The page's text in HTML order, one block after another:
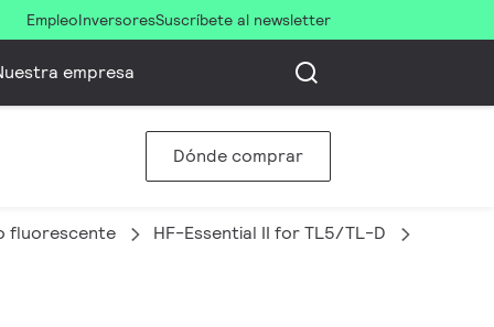
EmpleoInversoresSuscríbete al newsletter
empresa
Dónde comprar
fluorescente HF-Essential II for TL5/TL-D